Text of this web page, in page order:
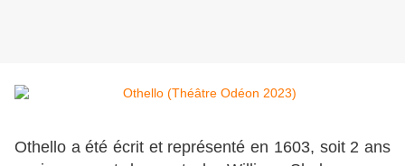
Othello a été écrit et représenté en 1603, soit 2 ans